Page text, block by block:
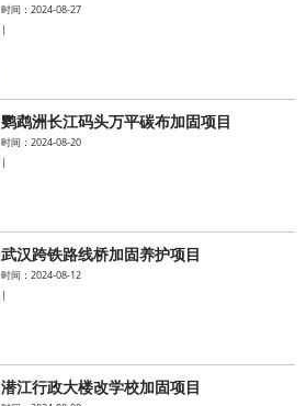
时间：2024-08-27
|
鹦鹉洲长江码头万平碳布加固项目
时间：2024-08-20
|
武汉跨铁路线桥加固养护项目
时间：2024-08-12
|
潜江行政大楼改学校加固项目